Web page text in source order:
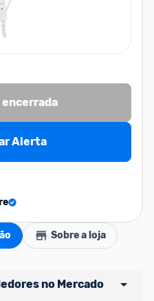
Alerta
Sobre a loja
no Mercado